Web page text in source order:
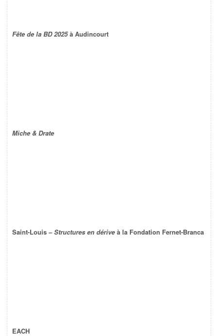
Fête de la BD 2025à Audincourt
Miche & Drate
Saint-Louis –Structures en dérive à la Fondation Fernet-Branca
EACH